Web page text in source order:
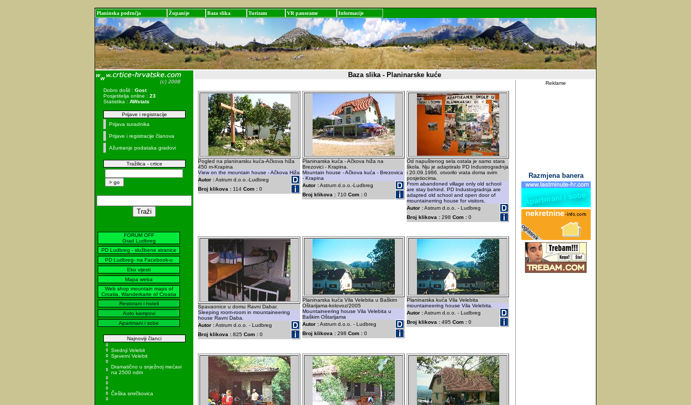
Planinska područja Županije Baza slika Turizam VR panorame Informacije
Dobro došli : Gost
Posjetitelja online : 23
Statistika : AWstats
Prijave i registracije
Prijava suradnika
Prijave i registracije članova
Ažuriranje podataka gradovi
Tražilica - crtice
FORUM OFF
Grad Ludbreg
PD Ludbreg - službene stranice
PD Ludbreg- na Facebook-u
Eko vijesti
Mapa weba
Web shop mountain maps of
Croatia, Wanderkarte of Croatia
Restorani i hoteli
Auto kampovi
Apartmani i sobe
Najnoviji članci
Srednji Velebit
Sjeverni Velebit
Dramatično u snježnoj mećavi
na 2500 ndm
Češka smrčkovica
Baza slika - Planinarske kuće
Pogled na planinarsku kuća-Ačkova hiža
450 m-Krapina
View on the mountain house - Ačkova Hiža
Autor :Astrum d.o.o.-Ludbreg
Broj klikova : 114 Com : 0
Planinarska kuća - Ačkova hiža na
Brezovici - Krapina.
Mountain house - Ačkova kuća - Brezovica
- Krapina
Autor :Astrum d.o.o.-Ludbreg
Broj klikova : 710 Com : 0
Od napuštenog sela ostala je samo stara
škola. Nju je adaptiralo PD Industrogradnja
i 20.09.1986. otvorilo vrata doma svim
posjetiocima.
From abandoned village only old school
are stay behind. PD Industogradnja are
adapted old school and open door of
mountainerring house for visitors.
Autor :Astrum d.o.o. - Ludbreg
Broj klikova : 298 Com : 0
Spavaonice u domu Ravni Dabar.
Sleeping room-room in mountaineering
house Ravni Daba.
Autor :Astrum d.o.o. - Ludbreg
Broj klikova : 825 Com : 0
Planinarska kuća Vila Velebita u Baškim
Oštarijama-kolovoz/2005
Mountaineering house Vila Velebita u
Baškim Oštarijama
Autor :Astrum d.o.o. - Ludbreg
Broj klikova : 298 Com : 0
Planinarska kuća Vila Velebita
mountaineering house Vila Velebita.
Autor :Astrum d.o.o. - Ludbreg
Broj klikova : 495 Com : 0
Reklame
Razmjena banera